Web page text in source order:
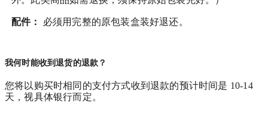
配件： 必须用完整的原包装盒装好退还。
我何时能收到退货的退款？
您将以购买时相同的支付方式收到退款的预计时间是 10-14
天，视具体银行而定。